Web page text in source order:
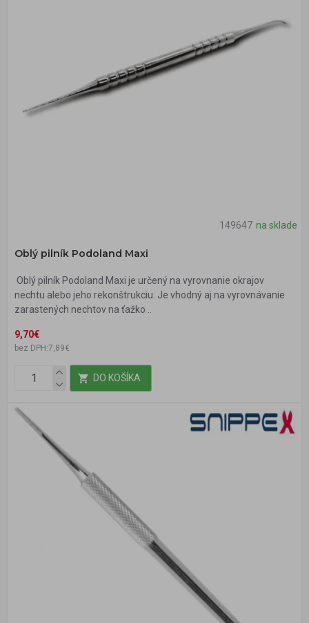
149647 na sklade
Oblý pilník Podoland Maxi
Oblý pilník Podoland Maxi je určený na vyrovnanie okrajov
nechtu alebo jeho rekonštrukciu. Je vhodný aj na vyrovnávanie
zarastených nechtov na ťažko ..
9,70€
bez DPH:7,89€
DO KOŠÍKA